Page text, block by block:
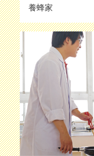
養蜂家